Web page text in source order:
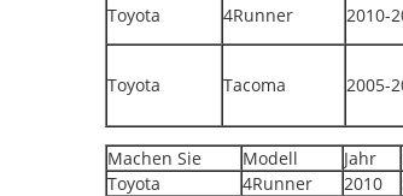
Toyota 4Runner 2010-
Toyota Tacoma 2005-
Machen Sie Modell Jahr
Toyota
4Runner 2010